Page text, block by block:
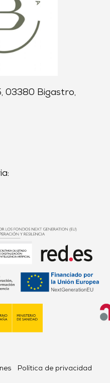
03380 Bigastro,
Política de privacidad